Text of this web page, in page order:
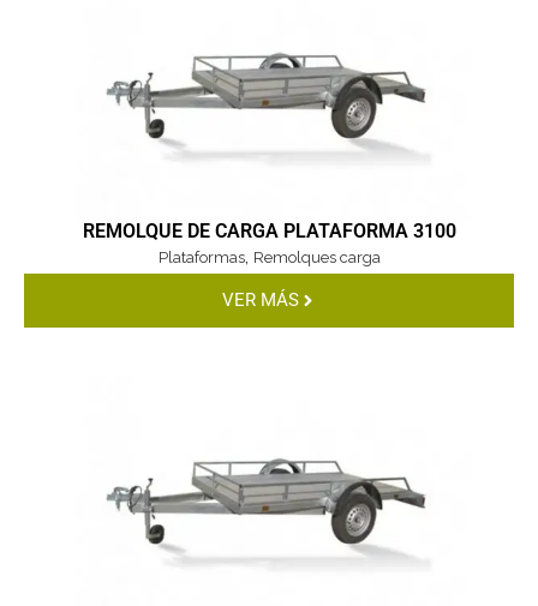
REMOLQUE DE CARGA PLATAFORMA 3100
Plataformas, Remolques carga
VER MÁS